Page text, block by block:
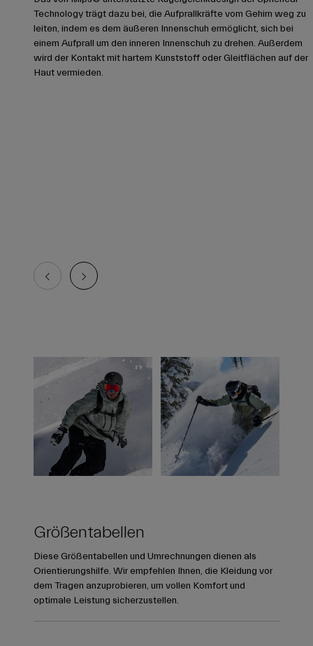
Technology trägt dazu bei, die Aufprallkräfte vom Gehirn weg zu
leiten, indem es dem äußeren Innenschuh ermöglicht, sich bei
einem Aufprall um den inneren Innenschuh zu drehen. Außerdem
wird der Kontakt mit hartem Kunststoff oder Gleitflächen auf der
Haut vermieden.
Größentabellen
Diese Größentabellen und Umrechnungen dienen als
Orientierungshilfe. Wir empfehlen Ihnen, die Kleidung vor
dem Tragen anzuprobieren, um vollen Komfort und
optimale Leistung sicherzustellen.